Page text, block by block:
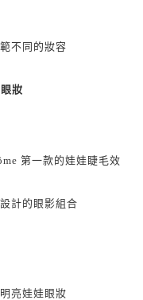
不同的妝容
妝
第一款的娃娃睫毛效
計的眼影組合
亮娃娃眼妝